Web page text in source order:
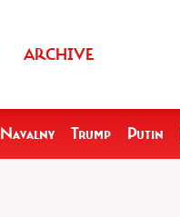
ARCHIVE
Navalny Trump Putin